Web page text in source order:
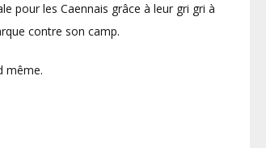
pour les Caennais grâce à leur gri gri à
contre son camp.
même.